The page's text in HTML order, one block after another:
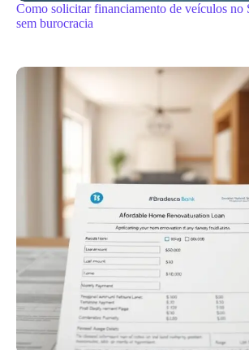
Como solicitar financiamento de veículos no
sem burocracia